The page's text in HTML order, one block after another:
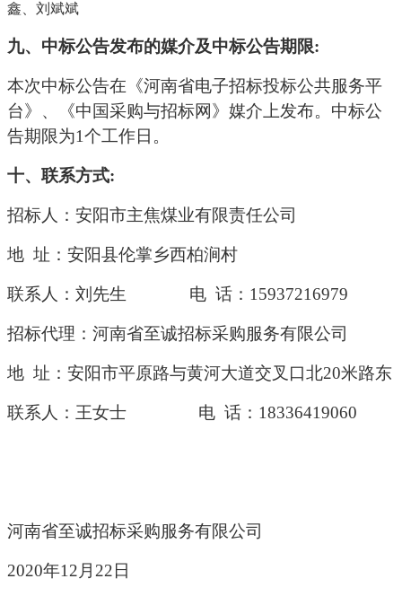
鑫、刘斌斌
九、中标公告发布的媒介及中标公告期限:
本次中标公告在《河南省电子招标投标公共服务平
台》、《中国采购与招标网》媒介上发布。中标公
告期限为1个工作日。
十、 联系方式:
招标人：安阳市主焦煤业有限责任公司
地 址：安阳县伦掌乡西柏涧村
联系人：刘先生 电 话： 15937216979
招标代理：河南省至诚招标采购服务有限公司
地 址：安阳市平原路与黄河大道交叉口北20米路东
联系人：王女士 电 话：18336419060
河南省至诚招标采购服务有限公司
2020年12 月 22 日